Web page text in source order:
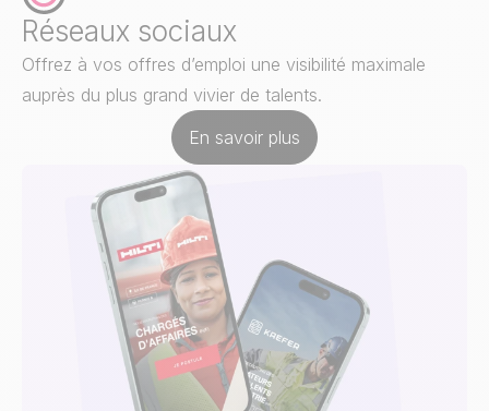
Réseaux sociaux
Offrez à vos offres d’emploi une visibilité maximale
auprès du plus grand vivier de talents.
En savoir plus